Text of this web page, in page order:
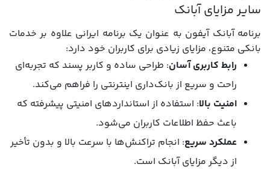
سایر مزایای آبانک
برنامه آبانک آیفون به عنوان یک برنامه ایرانی علاوه بر خدمات
بانکی متنوع، مزایای زیادی برای کاربران خود دارد:
رابط کاربری آسان: طراحی ساده و کاربر پسند که تجربه‌ای
راحت و سریع از بانک‌داری اینترنتی را فراهم می‌کند.
امنیت بالا: استفاده از استانداردهای امنیتی پیشرفته که
باعث حفظ اطلاعات کاربران می‌شود.
عملکرد سریع: انجام تراکنش‌ها با سرعت بالا و بدون تأخیر
از دیگر مزایای آبانک است.